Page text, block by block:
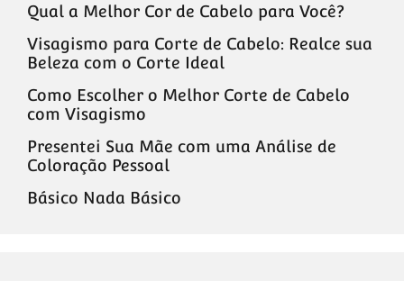
Qual a Melhor Cor de Cabelo para Você?
Visagismo para Corte de Cabelo: Realce sua
Beleza com o Corte Ideal
Como Escolher o Melhor Corte de Cabelo
com Visagismo
Presentei Sua Mãe com uma Análise de
Coloração Pessoal
Básico Nada Básico